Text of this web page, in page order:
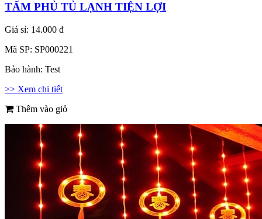
TẤM PHỦ TỦ LẠNH TIỆN LỢI
Giá sỉ: 14.000 đ
Mã SP: SP000221
Bảo hành: Test
>> Xem chi tiết
Thêm vào giỏ